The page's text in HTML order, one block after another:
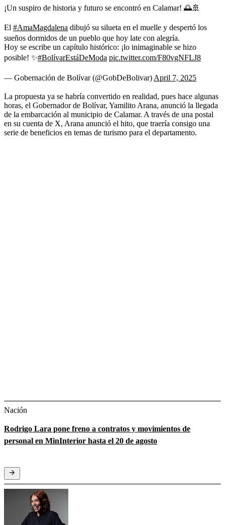
¡Un suspiro de historia y futuro se encontró en Calamar! 🌅🚢
El #AmaMagdalena dibujó su silueta en el muelle y despertó los
sueños dormidos de un pueblo que hoy late con alegría.
Hoy se escribe un capítulo histórico: ¡lo inimaginable se hizo
posible! ✨#BolívarEstáDeModa pic.twitter.com/F80vgNFLJ8
— Gobernación de Bolívar (@GobDeBolivar) April 7, 2025
La propuesta ya se habría convertido en realidad, pues hace algunas
horas, el Gobernador de Bolívar, Yamilito Arana, anunció la llegada
de la embarcación al municipio de Calamar. A través de una postal
en su cuenta de X, Arana anunció el hito, que traería consigo una
serie de beneficios en temas de turismo para el departamento.
Nación
Rodrigo Lara pone freno a contratos y movimientos de
personal en MinInterior hasta el 20 de agosto